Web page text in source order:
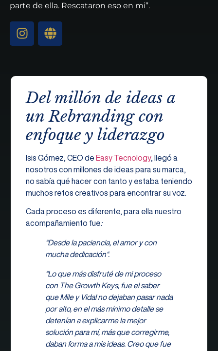
parte de ella. Rescataron eso en mi”.
Del millón de ideas a
un Rebranding con
enfoque y liderazgo
Isis Gómez, CEO de Easy Tecnology, llegó a
nosotros con millones de ideas para su marca,
no sabía qué hacer con tanto y estaba teniendo
muchos retos creativos para encontrar su voz.
Cada proceso es diferente, para ella nuestro
acompañamiento fue:
“Desde la paciencia, el amor y con
mucha dedicación“.
“Lo que más disfruté de mi proceso
con The Growth Keys, fue el saber
que Mile y Vidal no dejaban pasar nada
por alto, en el más mínimo detalle se
detenían a explicarme la mejor
solución para mí, más que corregirme,
daban forma a mis ideas. Creo que fue